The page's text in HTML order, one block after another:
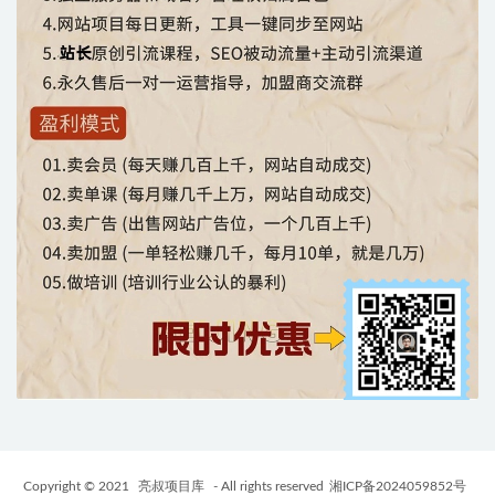
Copyright © 2021 亮叔项目库 - All rights reserved 湘ICP备2024059852号